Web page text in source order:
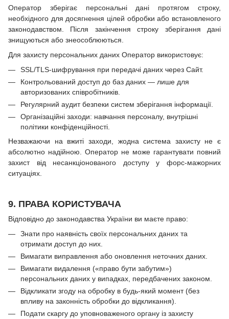
Оператор зберігає персональні дані протягом строку,
необхідного для досягнення цілей обробки або встановленого
законодавством. Після закінчення строку зберігання дані
знищуються або знеособлюються.
Для захисту персональних даних Оператор використовує:
SSL/TLS-шифрування при передачі даних через Сайт.
Контрольований доступ до баз даних — лише для
авторизованих співробітників.
Регулярний аудит безпеки систем зберігання інформації.
Організаційні заходи: навчання персоналу, внутрішні
політики конфіденційності.
Незважаючи на вжиті заходи, жодна система захисту не є
абсолютно надійною. Оператор не може гарантувати повний
захист від несанкціонованого доступу у форс-мажорних
ситуаціях.
9. ПРАВА КОРИСТУВАЧА
Відповідно до законодавства України ви маєте право:
Знати про наявність своїх персональних даних та
отримати доступ до них.
Вимагати виправлення або оновлення неточних даних.
Вимагати видалення («право бути забутим»)
персональних даних у випадках, передбачених законом.
Відкликати згоду на обробку в будь-який момент (без
впливу на законність обробки до відкликання).
Подати скаргу до уповноваженого органу із захисту